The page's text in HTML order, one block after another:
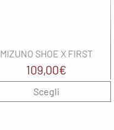
MIZUNO SHOE X FIRST
109,00€
Scegli